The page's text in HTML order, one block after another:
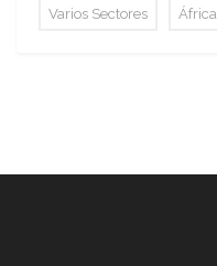
Varios Sectores África